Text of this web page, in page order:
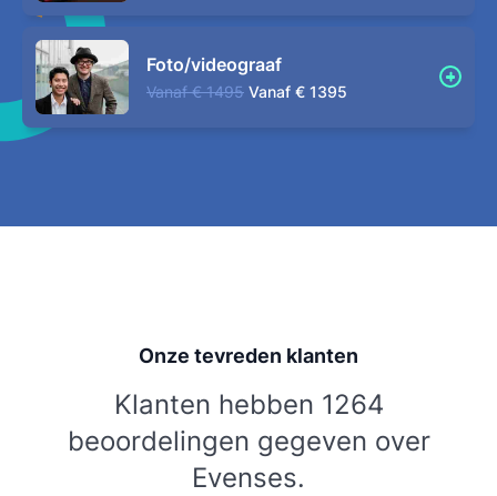
Foto/videograaf
Vanaf € 1495 Vanaf € 1395
Onze tevreden klanten
Klanten hebben 1264
beoordelingen gegeven over
Evenses.